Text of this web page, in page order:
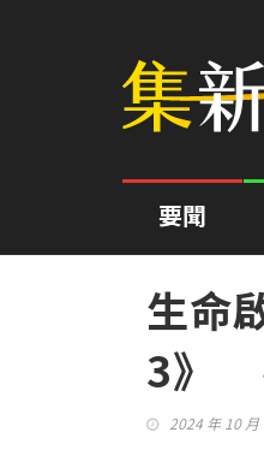
要聞
生命
3》
2024 年 10 月